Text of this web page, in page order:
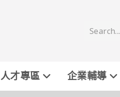
Search...
人才專區 企業輔導